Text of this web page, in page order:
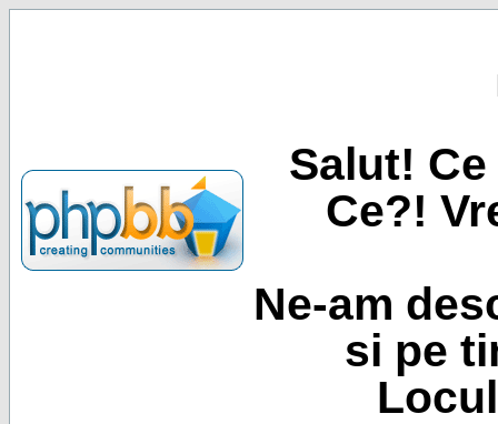
Salut!
Ce?!
Ne-am
si pe